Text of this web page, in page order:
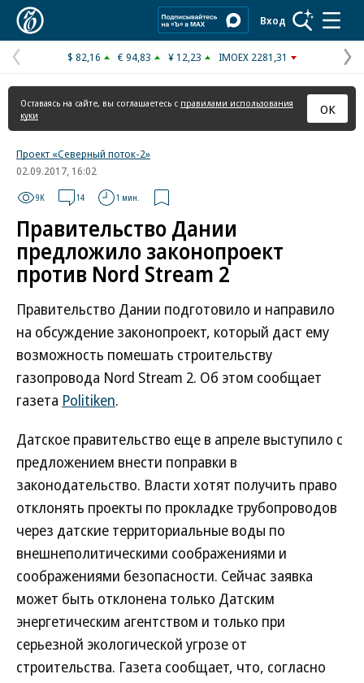
Вход
Предыдущая
страница
$ 82,16 € 94,83 ¥ 12,23 IMOEX 2281,31
Оставаясь на сайте, вы соглашаетесь с правилами использования
куки
ОК
Проект «Северный поток-2»
02.09.2017, 16:02
9K 14 1 мин.
Правительство Дании
предложило законопроект
против Nord Stream 2
Правительство Дании подготовило и направило
на обсуждение законопроект, который даст ему
возможность помешать строительству
газопровода Nord Stream 2. Об этом сообщает
газета Politiken.
Датское правительство еще в апреле выступило с
предложением внести поправки в
законодательство. Власти хотят получить право
отклонять проекты по прокладке трубопроводов
через датские территориальные воды по
внешнеполитическими соображениями и
соображениями безопасности. Сейчас заявка
может быть отклонена только Датским
энергетическим агентством и только при
серьезной экологической угрозе от
строительства. Газета сообщает, что, согласно